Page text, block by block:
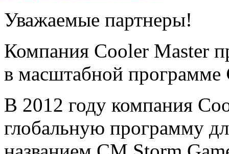
Уважаемые партнеры!
Компания Cooler Master
в масштабной программе
В 2012 году компания
глобальную программу